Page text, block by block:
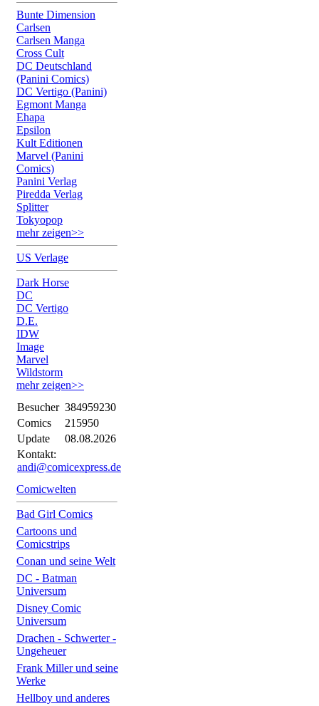
Bunte Dimension
Carlsen
Carlsen Manga
Cross Cult
DC Deutschland
(Panini Comics)
DC Vertigo (Panini)
Egmont Manga
Ehapa
Epsilon
Kult Editionen
Marvel (Panini
Comics)
Panini Verlag
Piredda Verlag
Splitter
Tokyopop
mehr zeigen>>
US Verlage
Dark Horse
DC
DC Vertigo
D.E.
IDW
Image
Marvel
Wildstorm
mehr zeigen>>
Besucher 384959230
Comics
215950
Update
08.08.2026
Kontakt:
andi@comicexpress.de
Comicwelten
Bad Girl Comics
Cartoons und
Comicstrips
Conan und seine Welt
DC - Batman
Universum
Disney Comic
Universum
Drachen - Schwerter -
Ungeheuer
Frank Miller und seine
Werke
Hellboy und anderes